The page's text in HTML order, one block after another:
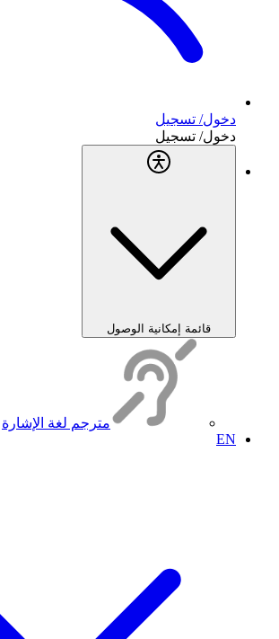
دخول/ تسجيل
دخول/ تسجيل
قائمة إمكانية الوصول
مترجم لغة الإشارة
EN